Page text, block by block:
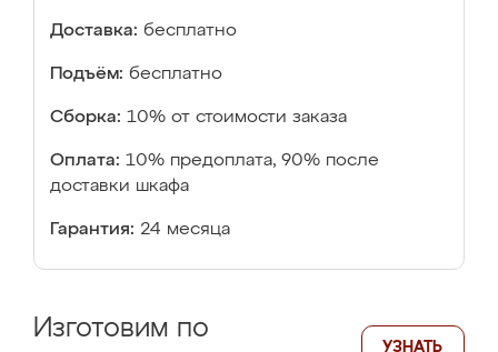
Доставка: бесплатно
Подъём: бесплатно
Сборка: 10% от стоимости заказа
Оплата: 10% предоплата, 90% после
доставки шкафа
Гарантия: 24 месяца
Изготовим по
УЗНАТЬ